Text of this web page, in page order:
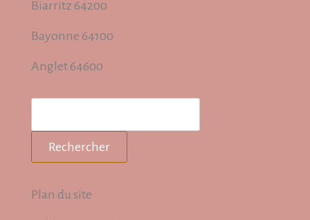
Biarritz 64200
Bayonne 64100
Anglet 64600
Rechercher
Plan du site